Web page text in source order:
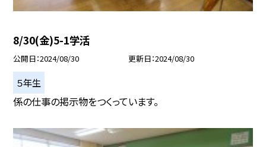
8/30(金)5-1学活
公開日 2024/08/30 更新日 2024/08/30
５年生
係の仕事の掲示物をつくっています。